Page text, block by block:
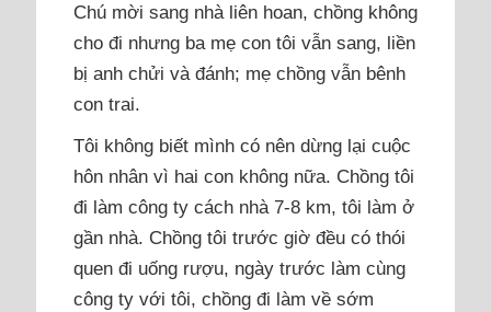
Chú mời sang nhà liên hoan, chồng không
cho đi nhưng ba mẹ con tôi vẫn sang, liền
bị anh chửi và đánh; mẹ chồng vẫn bênh
con trai.
Tôi không biết mình có nên dừng lại cuộc
hôn nhân vì hai con không nữa. Chồng tôi
đi làm công ty cách nhà 7-8 km, tôi làm ở
gần nhà. Chồng tôi trước giờ đều có thói
quen đi uống rượu, ngày trước làm cùng
công ty với tôi, chồng đi làm về sớm